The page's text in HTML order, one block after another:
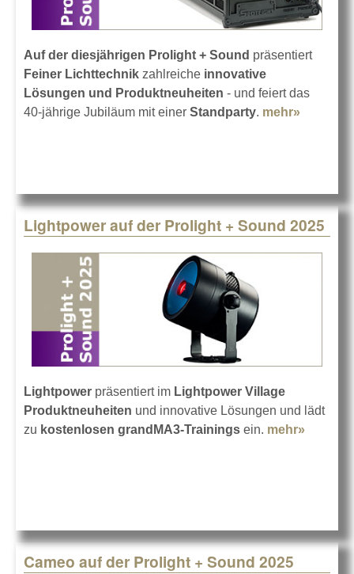
Auf der diesjährigen Prolight + Sound präsentiert
Feiner Lichttechnik zahlreiche innovative
Lösungen und Produktneuheiten - und feiert das
40-jährige Jubiläum mit einer Standparty. mehr»
Lightpower auf der Prolight + Sound 2025
Lightpower präsentiert im Lightpower Village
Produktneuheiten und innovative Lösungen und lädt
zu kostenlosen grandMA3-Trainings ein. mehr»
Cameo auf der Prolight + Sound 2025